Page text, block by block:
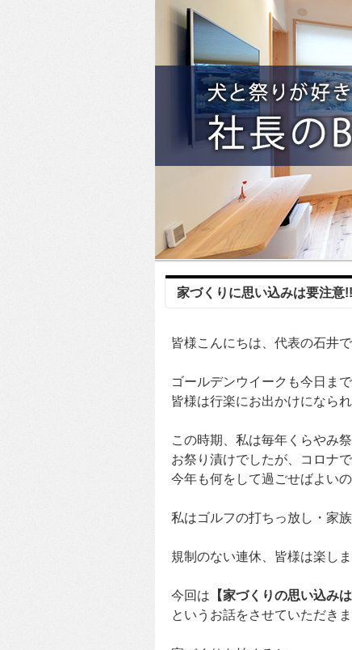
家づくりに思い込みは要注意!!
皆様こんにちは、代表の石井で
ゴールデンウイークも今日まで
皆様は行楽にお出かけになら
この時期、私は毎年くらやみ
お祭り漬けでしたが、コロナ
今年も何をして過ごせばよいの
私はゴルフの打ちっ放し・家
規制のない連休、皆様は楽し
今回は 【家づくりの思い込み
というお話をさせていただきま